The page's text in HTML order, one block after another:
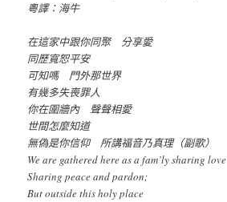
粵譯：海牛
在這家中跟你同聚 分享愛
同歷寬恕平安
可知嗎 門外那世界
有幾多失喪罪人
你在圍牆內 聲聲相愛
世間怎麼知道
無偽是你信仰 所講福音乃真理（副歌）
We are gathered here as a fam’ly sharing love
Sharing peace and pardon;
But outside this holy place